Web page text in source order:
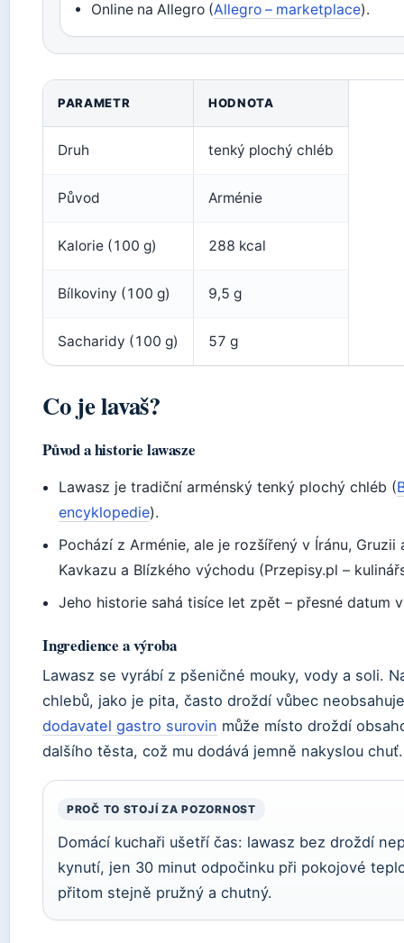
Online na Allegro (Allegro – marketplace).
PARAMETR HODNOTA
Druh tenký plochý chléb
Původ Arménie
Kalorie (100 g) 288 kcal
Bílkoviny (100 g) 9,5 g
Sacharidy (100 g) 57 g
Co je lavaš?
Původ a historie lawasze
Lawasz je tradiční arménský tenký plochý chléb (
encyklopedie).
Pochází z Arménie, ale je rozšířený v Íránu, Gruzii
Kavkazu a Blízkého východu (Przepisy.pl –
Jeho historie sahá tisíce let zpět – přesné datum
Ingredience a výroba
Lawasz se vyrábí z pšeničné mouky, vody a soli.
chlebů, jako je pita, často droždí vůbec
dodavatel gastro surovin může místo droždí
dalšího těsta, což mu dodává jemně nakyslou chuť.
PROČ TO STOJÍ ZA POZORNOST
Domácí kuchaři ušetří čas: lawasz bez droždí
kynutí, jen 30 minut odpočinku při pokojové
přitom stejně pružný a chutný.